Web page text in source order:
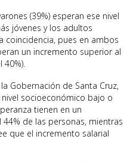
(39%) esperan ese nivel
jóvenes y los adultos
coincidencia, pues en ambos
un incremento superior al
Gobernación de Santa Cruz,
socioeconómico bajo o
tienen en un
de las personas, mientras
que el incremento salarial